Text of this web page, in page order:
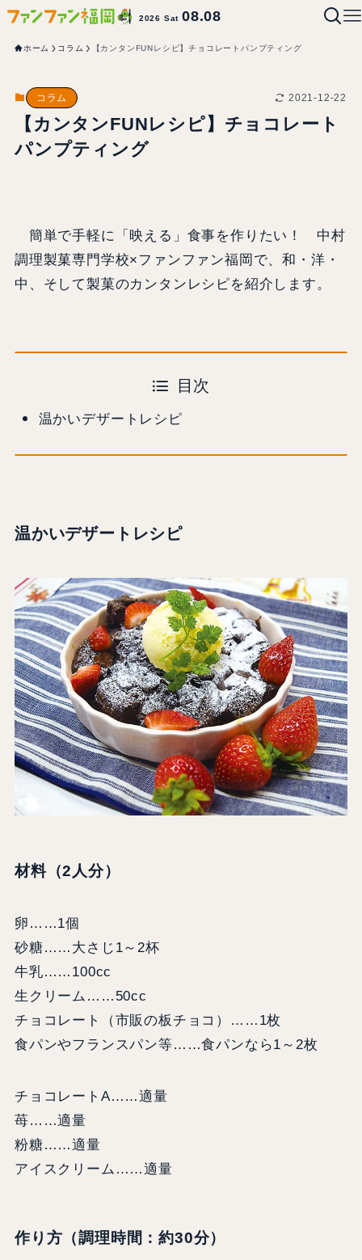
2026 Sat08.08
ホーム コラム 【カンタンFUNレシピ】チョコレートパンプティング
コラム 2021-12-22
【カンタンFUNレシピ】チョコレート
パンプティング
簡単で手軽に「映える」食事を作りたい！ 中村
調理製菓専門学校×ファンファン福岡で、和・洋・
中、そして製菓のカンタンレシピを紹介します。
目次
温かいデザートレシピ
温かいデザートレシピ
材料（2人分）
卵……1個
砂糖……大さじ1～2杯
牛乳……100cc
生クリーム……50cc
チョコレート（市販の板チョコ）……1枚
食パンやフランスパン等……食パンなら1～2枚
チョコレートA……適量
苺……適量
粉糖……適量
アイスクリーム……適量
作り方（調理時間：約30分）